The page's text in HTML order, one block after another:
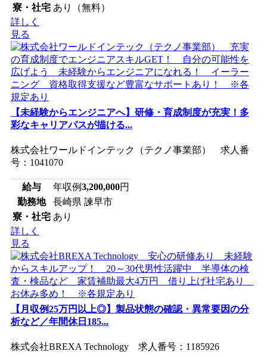
寮・社宅 あり（無料）
詳しく
見る
【未経験からエンジニアへ】研修・育成制度が充実！多
彩なキャリアパスが描ける...
株式会社ワールドインテック（テクノ事業部） 求人番
号：1041070
給与 年収例3,200,000円
勤務地
長崎県 諫早市
寮・社宅 あり
詳しく
見る
【月収例25万円以上◎】製品状態の確認・異常要因の分
析など／年間休日185...
株式会社BREXA Technology 求人番号：1185926